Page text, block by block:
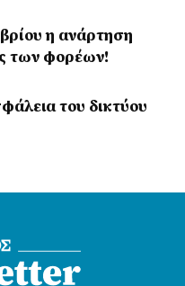
η ανάρτηση
των φορέων!
του δικτύου